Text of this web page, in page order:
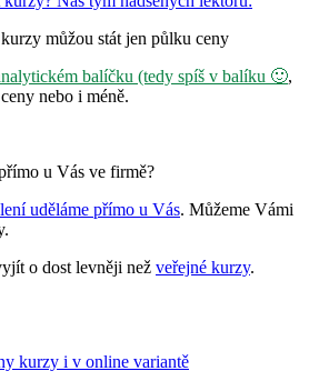
můžou stát jen půlku ceny
balíčku (tedy spíš v balíku 🙂,
nebo i méně.
u Vás ve firmě?
uděláme přímo u Vás. Můžeme Vámi
o dost levněji než veřejné kurzy.
kurzy i v online variantě